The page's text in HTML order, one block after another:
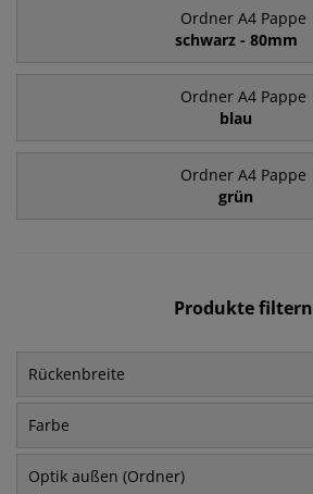
Ordner A4 Pappe
schwarz - 80mm
Ordner A4 Pappe
blau
Ordner A4 Pappe
grün
Produkte filtern
Rückenbreite
Farbe
Optik außen (Ordner)